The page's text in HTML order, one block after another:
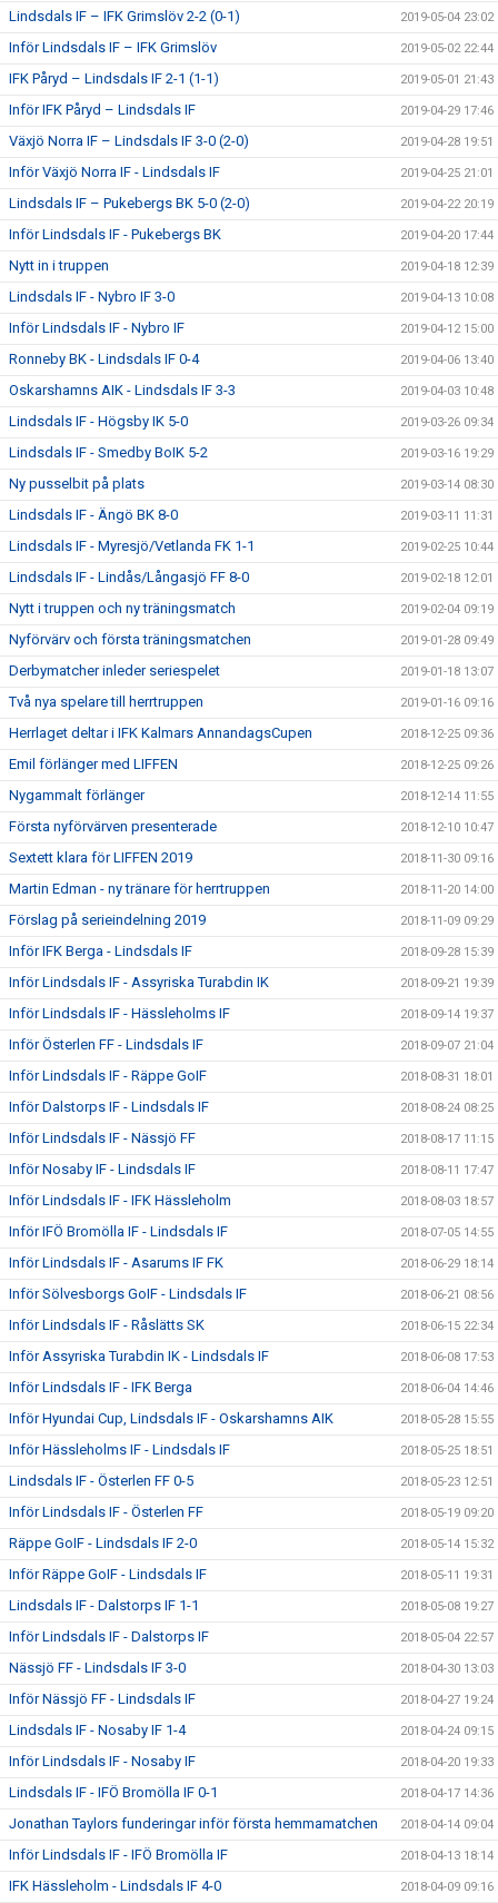
Lindsdals IF – IFK Grimslöv 2-2 (0-1) 2019-05-04 23:02
Inför Lindsdals IF – IFK Grimslöv 2019-05-02 22:44
IFK Påryd – Lindsdals IF 2-1 (1-1) 2019-05-01 21:43
Inför IFK Påryd – Lindsdals IF 2019-04-29 17:46
Växjö Norra IF – Lindsdals IF 3-0 (2-0) 2019-04-28 19:51
Inför Växjö Norra IF - Lindsdals IF 2019-04-25 21:01
Lindsdals IF – Pukebergs BK 5-0 (2-0) 2019-04-22 20:19
Inför Lindsdals IF - Pukebergs BK 2019-04-20 17:44
Nytt in i truppen 2019-04-18 12:39
Lindsdals IF - Nybro IF 3-0 2019-04-13 10:08
Inför Lindsdals IF - Nybro IF 2019-04-12 15:00
Ronneby BK - Lindsdals IF 0-4 2019-04-06 13:40
Oskarshamns AIK - Lindsdals IF 3-3 2019-04-03 10:48
Lindsdals IF - Högsby IK 5-0 2019-03-26 09:34
Lindsdals IF - Smedby BoIK 5-2 2019-03-16 19:29
Ny pusselbit på plats 2019-03-14 08:30
Lindsdals IF - Ängö BK 8-0 2019-03-11 11:31
Lindsdals IF - Myresjö/Vetlanda FK 1-1 2019-02-25 10:44
Lindsdals IF - Lindås/Långasjö FF 8-0 2019-02-18 12:01
Nytt i truppen och ny träningsmatch 2019-02-04 09:19
Nyförvärv och första träningsmatchen 2019-01-28 09:49
Derbymatcher inleder seriespelet 2019-01-18 13:07
Två nya spelare till herrtruppen 2019-01-16 09:16
Herrlaget deltar i IFK Kalmars AnnandagsCupen 2018-12-25 09:36
Emil förlänger med LIFFEN 2018-12-25 09:26
Nygammalt förlänger 2018-12-14 11:55
Första nyförvärven presenterade 2018-12-10 10:47
Sextett klara för LIFFEN 2019 2018-11-30 09:16
Martin Edman - ny tränare för herrtruppen 2018-11-20 14:00
Förslag på serieindelning 2019 2018-11-09 09:29
Inför IFK Berga - Lindsdals IF 2018-09-28 15:39
Inför Lindsdals IF - Assyriska Turabdin IK 2018-09-21 19:39
Inför Lindsdals IF - Hässleholms IF 2018-09-14 19:37
Inför Österlen FF - Lindsdals IF 2018-09-07 21:04
Inför Lindsdals IF - Räppe GoIF 2018-08-31 18:01
Inför Dalstorps IF - Lindsdals IF 2018-08-24 08:25
Inför Lindsdals IF - Nässjö FF 2018-08-17 11:15
Inför Nosaby IF - Lindsdals IF 2018-08-11 17:47
Inför Lindsdals IF - IFK Hässleholm 2018-08-03 18:57
Inför IFÖ Bromölla IF - Lindsdals IF 2018-07-05 14:55
Inför Lindsdals IF - Asarums IF FK 2018-06-29 18:14
Inför Sölvesborgs GoIF - Lindsdals IF 2018-06-21 08:56
Inför Lindsdals IF - Råslätts SK 2018-06-15 22:34
Inför Assyriska Turabdin IK - Lindsdals IF 2018-06-08 17:53
Inför Lindsdals IF - IFK Berga 2018-06-04 14:46
Inför Hyundai Cup, Lindsdals IF - Oskarshamns AIK 2018-05-28 15:55
Inför Hässleholms IF - Lindsdals IF 2018-05-25 18:51
Lindsdals IF - Österlen FF 0-5 2018-05-23 12:51
Inför Lindsdals IF - Österlen FF 2018-05-19 09:20
Räppe GoIF - Lindsdals IF 2-0 2018-05-14 15:32
Inför Räppe GoIF - Lindsdals IF 2018-05-11 19:31
Lindsdals IF - Dalstorps IF 1-1 2018-05-08 19:27
Inför Lindsdals IF - Dalstorps IF 2018-05-04 22:57
Nässjö FF - Lindsdals IF 3-0 2018-04-30 13:03
Inför Nässjö FF - Lindsdals IF 2018-04-27 19:24
Lindsdals IF - Nosaby IF 1-4 2018-04-24 09:15
Inför Lindsdals IF - Nosaby IF 2018-04-20 19:33
Lindsdals IF - IFÖ Bromölla IF 0-1 2018-04-17 14:36
Jonathan Taylors funderingar inför första hemmamatchen 2018-04-14 09:04
Inför Lindsdals IF - IFÖ Bromölla IF 2018-04-13 18:14
IFK Hässleholm - Lindsdals IF 4-0 2018-04-09 09:16